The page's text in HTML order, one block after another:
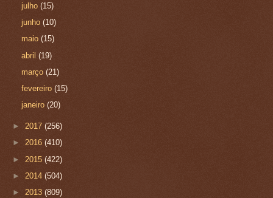
julho(15)
junho(10)
maio(15)
abril(19)
março(21)
fevereiro(15)
janeiro(20)
► 2017 (256)
► 2016 (410)
► 2015 (422)
► 2014 (504)
► 2013 (809)